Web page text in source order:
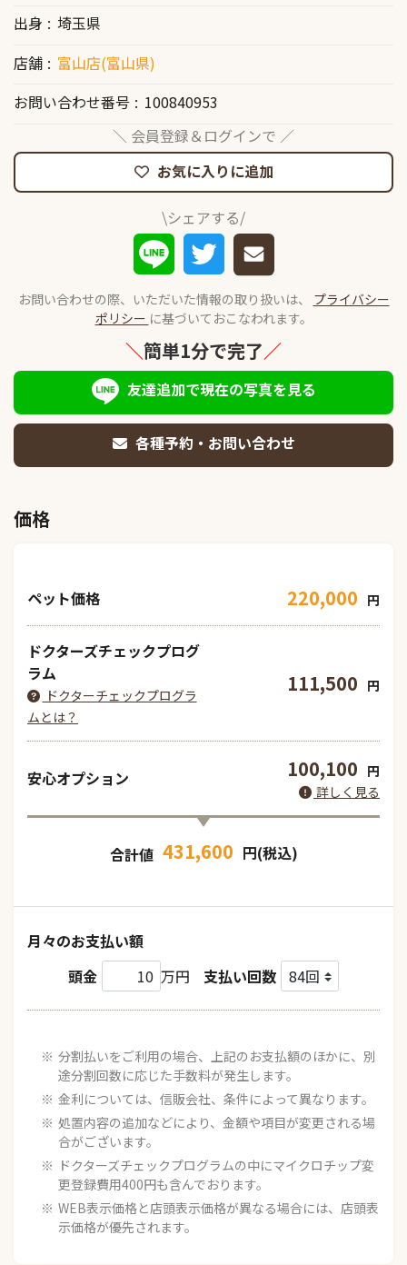
出身
埼玉県
店舗
富山店(富山県)
お問い合わせ番号
100840953
＼ 会員登録＆ログインで ／
お気に入りに追加
\シェアする/
お問い合わせの際、いただいた情報の取り扱いは、 プライバシー
ポリシー に基づいておこなわれます。
＼簡単1分で完了／
友達追加で現在の写真を見る
各種予約・お問い合わせ
価格
ペット価格 220,000 円
ドクターズチェックプログ
ラム
ドクターチェックプログラ
ムとは？
111,500 円
安心オプション 100,100 円
詳しく見る
合計値 431,600 円(税込)
月々のお支払い額
頭金
万円 支払い回数
分割払いをご利用の場合、上記のお支払額のほかに、別
途分割回数に応じた手数料が発生します。
金利については、信販会社、条件によって異なります。
処置内容の追加などにより、金額や項目が変更される場
合がございます。
ドクターズチェックプログラムの中にマイクロチップ変
更登録費用400円も含んでおります。
WEB表示価格と店頭表示価格が異なる場合には、店頭表
示価格が優先されます。